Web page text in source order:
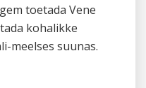
toetada Vene
kohalikke
meelses suunas.